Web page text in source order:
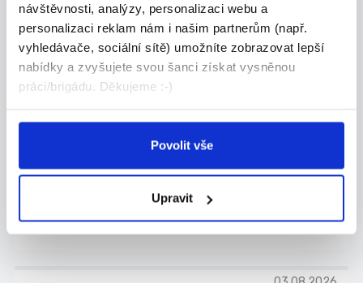
návštěvnosti, analýzy, personalizaci webu a
personalizaci reklam nám i našim partnerům (např.
vyhledávače, sociální sítě) umožníte zobrazovat lepší
nabídky a zvyšujete svou šanci získat vysněnou
práci/brigádu. Děkujeme :-)
Povolit vše
Upravit
Andulka services s.r.o.
03.08.2026
Distributor reklamního tisku
Hledám brigádníky pro roznos reklamního tisku v ...
České Budějovice